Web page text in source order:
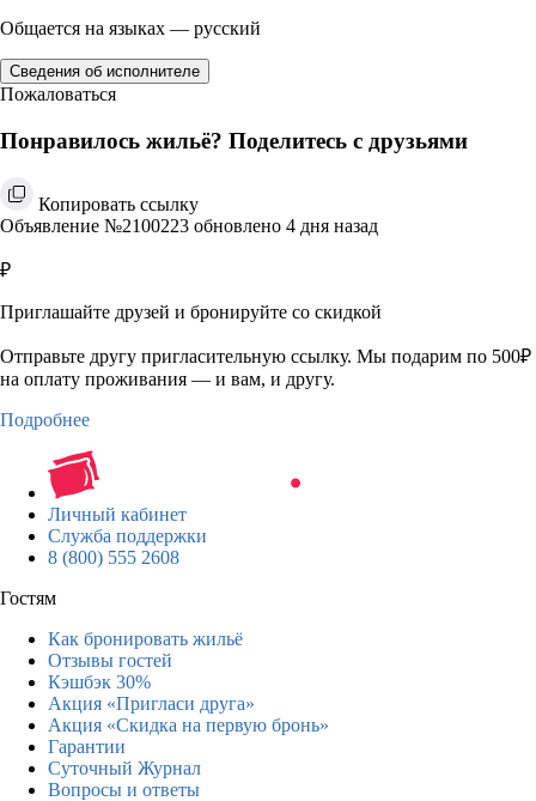
Общается на языках — русский
Сведения об исполнителе
Пожаловаться
Понравилось жильё? Поделитесь с друзьями
Копировать ссылку
Объявление №2100223 обновлено 4 дня назад
₽
Приглашайте друзей и бронируйте со скидкой
Отправьте другу пригласительную ссылку. Мы подарим по 500₽
на оплату проживания — и вам, и другу.
Подробнее
Личный кабинет
Служба поддержки
8 (800) 555 2608
Гостям
Как бронировать жильё
Отзывы гостей
Кэшбэк 30%
Акция «Пригласи друга»
Акция «Скидка на первую бронь»
Гарантии
Суточный Журнал
Вопросы и ответы